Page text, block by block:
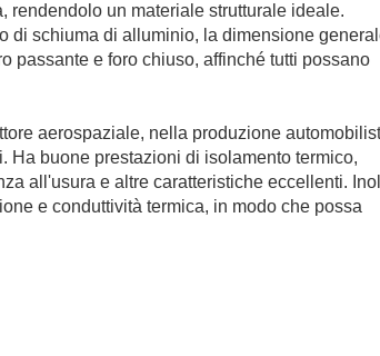
rendendolo un materiale strutturale ideale.
di schiuma di alluminio, la dimensione
passante e foro chiuso, affinché tutti possano
aerospaziale, nella produzione
buone prestazioni di isolamento termico,
all'usura e altre caratteristiche eccellenti.
e conduttività termica, in modo che possa